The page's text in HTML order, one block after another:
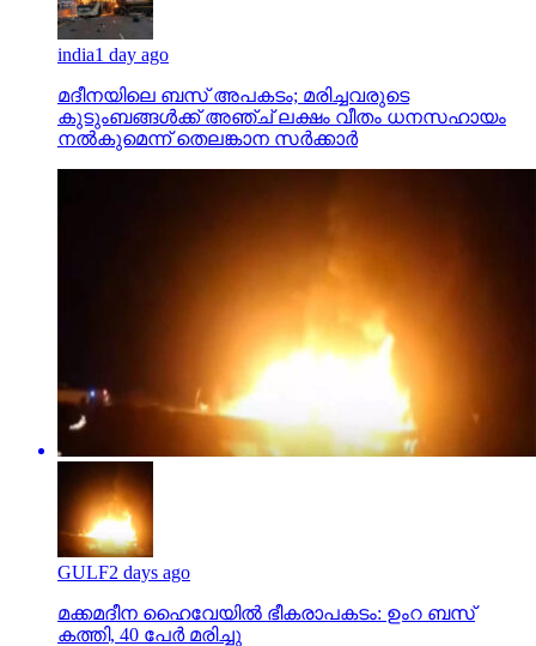
india1 day ago
മദീനയിലെ ബസ് അപകടം; മരിച്ചവരുടെ
കുടുംബങ്ങള്‍ക്ക് അഞ്ച് ലക്ഷം വീതം ധനസഹായം
നല്‍കുമെന്ന് തെലങ്കാന സര്‍ക്കാര്‍
GULF2 days ago
മക്കമദീന ഹൈവേയില്‍ ഭീകരാപകടം: ഉംറ ബസ്
കത്തി, 40 പേര്‍ മരിച്ചു